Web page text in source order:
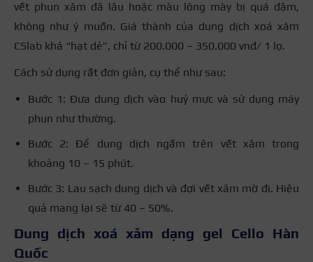
vết phun xăm đã lâu hoặc màu lông mày bị quá đậm,
không như ý muốn. Giá thành của dung dịch xoá xăm
CSlab khá “hạt dẻ”, chỉ từ 200.000 – 350.000 vnđ/ 1 lọ.
Cách sử dụng rất đơn giản, cụ thể như sau:
Bước 1: Đưa dung dịch vào huỷ mực và sử dụng máy
phun như thường.
Bước 2: Để dung dịch ngấm trên vết xăm trong
khoảng 10 – 15 phút.
Bước 3: Lau sạch dung dịch và đợi vết xăm mờ đi. Hiệu
quả mang lại sẽ từ 40 – 50%.
Dung dịch xoá xăm dạng gel Cello Hàn
Quốc